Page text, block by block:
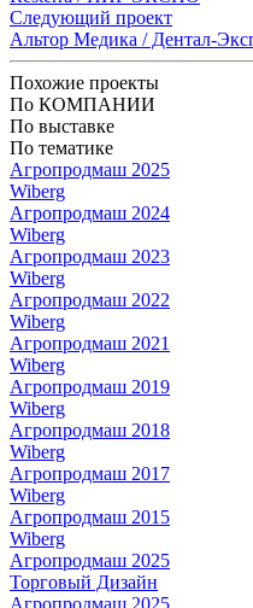
Следующий проект
Альтор Медика / Дентал-
Похожие проекты
По КОМПАНИИ
По выставке
По тематике
Агропродмаш 2025
Wiberg
Агропродмаш 2024
Wiberg
Агропродмаш 2023
Wiberg
Агропродмаш 2022
Wiberg
Агропродмаш 2021
Wiberg
Агропродмаш 2019
Wiberg
Агропродмаш 2018
Wiberg
Агропродмаш 2017
Wiberg
Агропродмаш 2015
Wiberg
Агропродмаш 2025
Торговый Дизайн